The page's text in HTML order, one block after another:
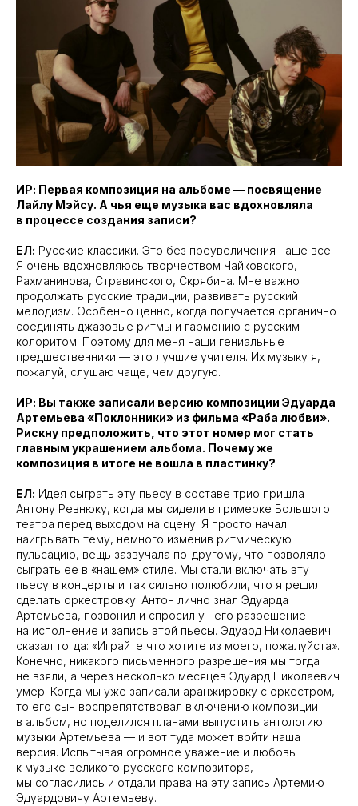
ИР: Первая композиция на альбоме — посвящение
Лайлу Мэйсу. А чья еще музыка вас вдохновляла
в процессе создания записи?
ЕЛ: Русские классики. Это без преувеличения наше все.
Я очень вдохновляюсь творчеством Чайковского,
Рахманинова, Стравинского, Скрябина. Мне важно
продолжать русские традиции, развивать русский
мелодизм. Особенно ценно, когда получается органично
соединять джазовые ритмы и гармонию с русским
колоритом. Поэтому для меня наши гениальные
предшественники — это лучшие учителя. Их музыку я,
пожалуй, слушаю чаще, чем другую.
ИР: Вы также записали версию композиции Эдуарда
Артемьева «Поклонники» из фильма «Раба любви».
Рискну предположить, что этот номер мог стать
главным украшением альбома. Почему же
композиция в итоге не вошла в пластинку?
ЕЛ: Идея сыграть эту пьесу в составе трио пришла
Антону Ревнюку, когда мы сидели в гримерке Большого
театра перед выходом на сцену. Я просто начал
наигрывать тему, немного изменив ритмическую
пульсацию, вещь зазвучала по-другому, что позволяло
сыграть ее в «нашем» стиле. Мы стали включать эту
пьесу в концерты и так сильно полюбили, что я решил
сделать оркестровку. Антон лично знал Эдуарда
Артемьева, позвонил и спросил у него разрешение
на исполнение и запись этой пьесы. Эдуард Николаевич
сказал тогда: «Играйте что хотите из моего, пожалуйста».
Конечно, никакого письменного разрешения мы тогда
не взяли, а через несколько месяцев Эдуард Николаевич
умер. Когда мы уже записали аранжировку с оркестром,
то его сын воспрепятствовал включению композиции
в альбом, но поделился планами выпустить антологию
музыки Артемьева — и вот туда может войти наша
версия. Испытывая огромное уважение и любовь
к музыке великого русского композитора,
мы согласились и отдали права на эту запись Артемию
Эдуардовичу Артемьеву.